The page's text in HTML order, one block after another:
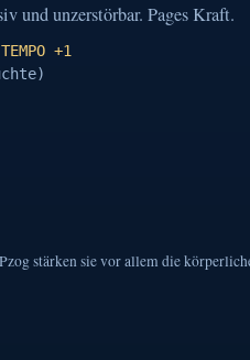
und unzerstörbar. Pages Kraft.
+1
stärken sie vor allem die